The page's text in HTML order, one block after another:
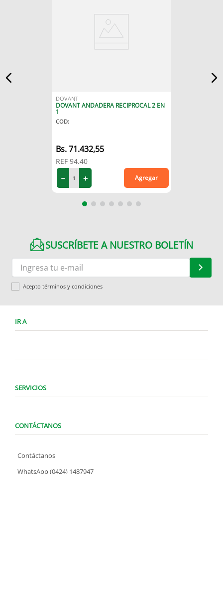
DOVANT
DOVANT ANDADERA RECIPROCAL 2 EN
1
COD:
71.432,55
REF 94.40
＋
－ Agregar
SUSCRÍBETE A NUESTRO BOLETÍN
Acepto términos y condiciones
IR A
SERVICIOS
CONTÁCTANOS
Contáctanos
WhatsApp (0424) 1487947